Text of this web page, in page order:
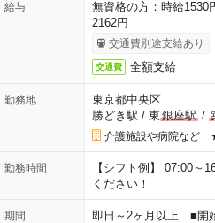
給与
無資格の方：時給1530
2162円
交通費別途支給あり
交通費 全額支給
勤務地
東京都中央区
勝どき駅 / 東銀座駅/
介護施設や病院など
勤務時間
【シフト例】 07:00～
ください！
期間 即日～2ヶ月以上 ■開